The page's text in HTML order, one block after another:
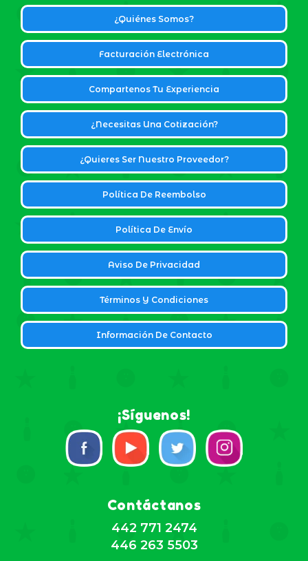
¿Quiénes Somos?
Facturación Electrónica
Compartenos Tu Experiencia
¿Necesitas Una Cotización?
¿Quieres Ser Nuestro Proveedor?
Política De Reembolso
Política De Envío
Aviso De Privacidad
Términos Y Condiciones
Información De Contacto
¡Síguenos!
Contáctanos
442 771 2474
446 263 5503